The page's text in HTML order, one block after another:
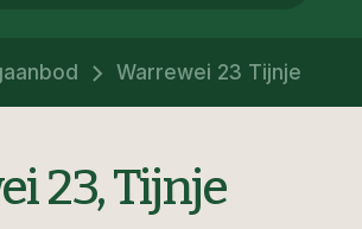
Warrewei 23 Tijnje
23, Tijnje